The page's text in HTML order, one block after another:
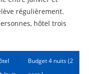
régulièrement.
hôtel trois
Budget 4 nuits (2